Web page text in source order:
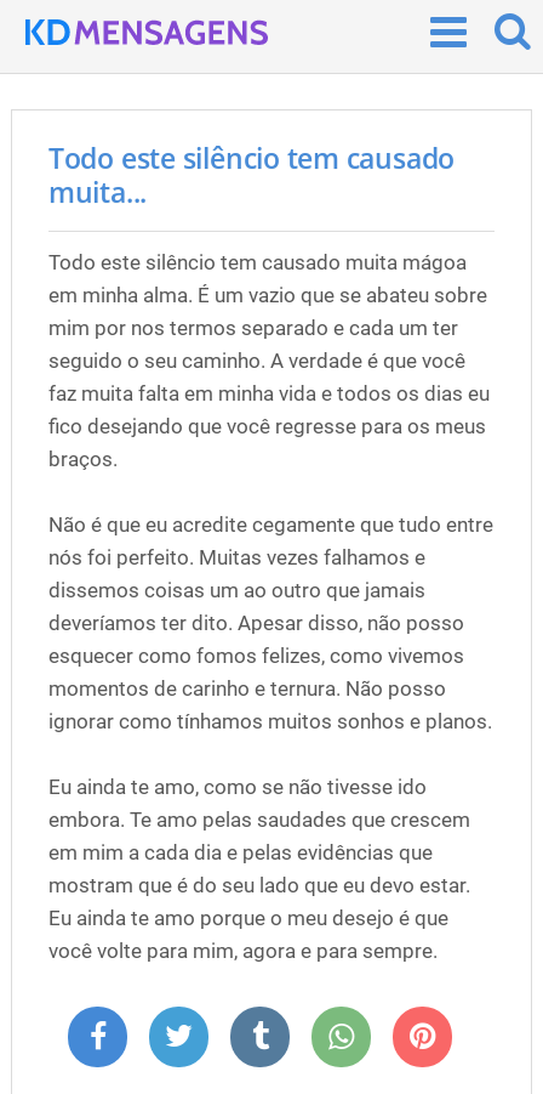
Todo este silêncio tem causado
muita...
Todo este silêncio tem causado muita mágoa
em minha alma. É um vazio que se abateu sobre
mim por nos termos separado e cada um ter
seguido o seu caminho. A verdade é que você
faz muita falta em minha vida e todos os dias eu
fico desejando que você regresse para os meus
braços.
Não é que eu acredite cegamente que tudo entre
nós foi perfeito. Muitas vezes falhamos e
dissemos coisas um ao outro que jamais
deveríamos ter dito. Apesar disso, não posso
esquecer como fomos felizes, como vivemos
momentos de carinho e ternura. Não posso
ignorar como tínhamos muitos sonhos e planos.
Eu ainda te amo, como se não tivesse ido
embora. Te amo pelas saudades que crescem
em mim a cada dia e pelas evidências que
mostram que é do seu lado que eu devo estar.
Eu ainda te amo porque o meu desejo é que
você volte para mim, agora e para sempre.